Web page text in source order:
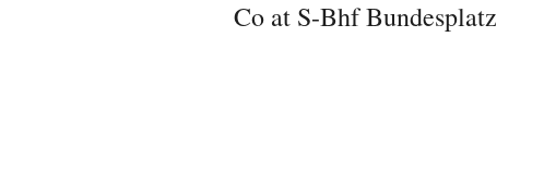
Co at S-Bhf Bundesplatz